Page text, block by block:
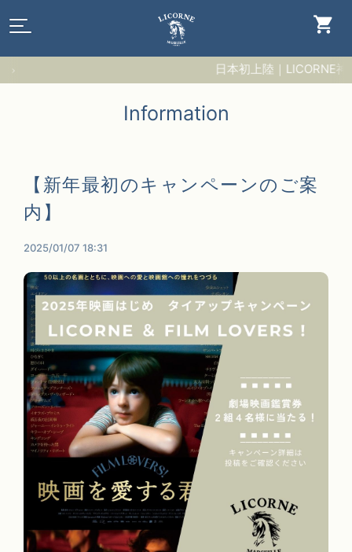
日本初上陸｜LICORNE神
Information
【新年最初のキャンペーンのご案
内】
2025/01/07 18:31